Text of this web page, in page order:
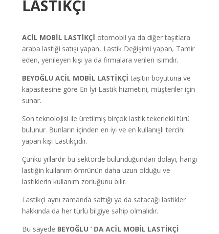
LASTİKÇİ
ACİL MOBİL LASTİKÇİ otomobil ya da diğer taşıtlara
araba lastiği satışı yapan, Lastik Değişimi yapan, Tamir
eden, yenileyen kişi ya da firmalara verilen isimdir.
BEYOĞLU ACİL MOBİL LASTİKÇİtaşıtın boyutuna ve
kapasitesine göre En İyi Lastik hizmetini, müşteriler için
sunar.
Son teknolojisi ile üretilmiş birçok lastik tekerlekli türü
bulunur. Bunların içinden en iyi ve en kullanışlı tercihi
yapan kişi Lastikçidir.
Çünkü yıllardır bu sektörde bulunduğundan dolayı, hangi
lastiğin kullanım ömrünün daha uzun olduğu ve
lastiklerin kullanım zorluğunu bilir.
Lastikçi aynı zamanda sattığı ya da satacağı lastikler
hakkında da her türlü bilgiye sahip olmalıdır.
Bu sayede BEYOĞLU ‘ DA ACİL MOBİL LASTİKÇİ